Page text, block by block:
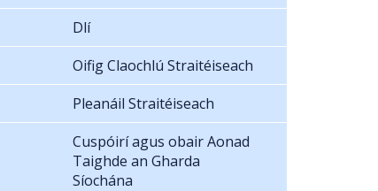
Dlí
Oifig Claochlú Straitéiseach
Pleanáil Straitéiseach
Cuspóirí agus obair Aonad
Taighde an Gharda
Síochána